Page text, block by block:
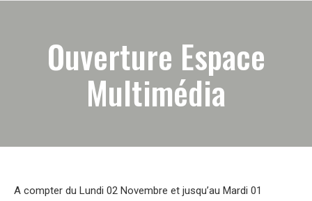
Ouverture Espace
Multimédia
A compter du Lundi 02 Novembre et jusqu’au Mardi 01